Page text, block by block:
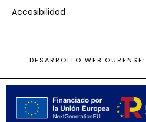
Accesibilidad
DESARROLLO WEB OURENSE: